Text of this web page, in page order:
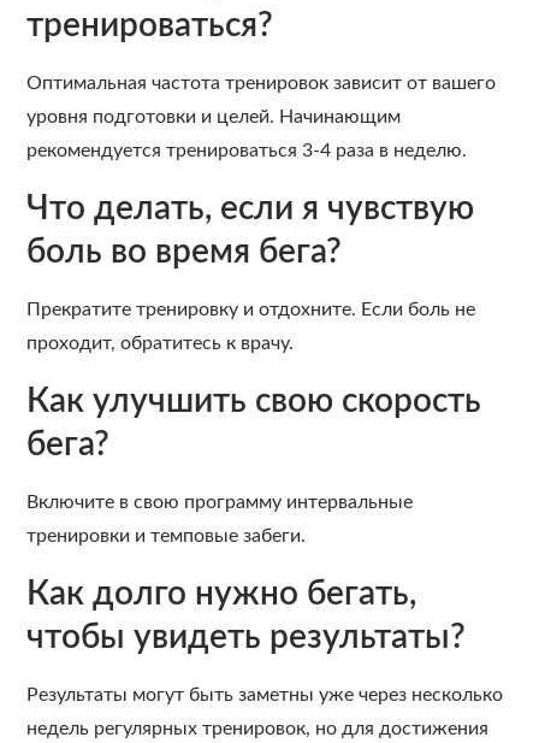
тренироваться?
Оптимальная частота тренировок зависит от вашего
уровня подготовки и целей. Начинающим
рекомендуется тренироваться 3-4 раза в неделю.
Что делать, если я чувствую
боль во время бега?
Прекратите тренировку и отдохните. Если боль не
проходит, обратитесь к врачу.
Как улучшить свою скорость
бега?
Включите в свою программу интервальные
тренировки и темповые забеги.
Как долго нужно бегать,
чтобы увидеть результаты?
Результаты могут быть заметны уже через несколько
недель регулярных тренировок, но для достижения